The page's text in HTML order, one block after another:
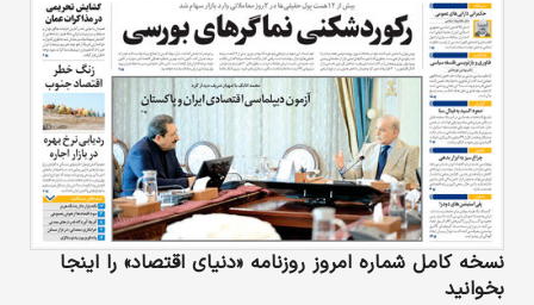
نسخه کامل شماره امروز روزنامه «دنیای‌ اقتصاد» را اینجا
بخوانید